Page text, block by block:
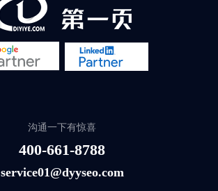
沟通一下有惊喜
400-661-8788
service01@dyyseo.com